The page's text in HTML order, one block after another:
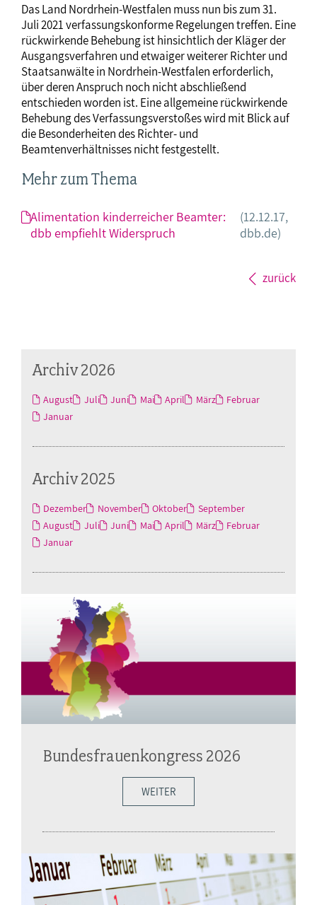
Das Land Nordrhein-Westfalen muss nun bis zum 31.
Juli 2021 verfassungskonforme Regelungen treffen. Eine
rückwirkende Behebung ist hinsichtlich der Kläger der
Ausgangsverfahren und etwaiger weiterer Richter und
Staatsanwälte in Nordrhein-Westfalen erforderlich,
über deren Anspruch noch nicht abschließend
entschieden worden ist. Eine allgemeine rückwirkende
Behebung des Verfassungsverstoßes wird mit Blick auf
die Besonderheiten des Richter- und
Beamtenverhältnisses nicht festgestellt.
Mehr zum Thema
Alimentation kinderreicher Beamter:
dbb empfiehlt Widerspruch
(12.12.17,
dbb.de)
zurück
Archiv 2026
August Juli Juni Mai April März
Februar
Januar
Archiv 2025
Dezember November Oktober
September
August
Juli Juni Mai April März
Februar
Januar
Bundesfrauenkongress 2026
WEITER